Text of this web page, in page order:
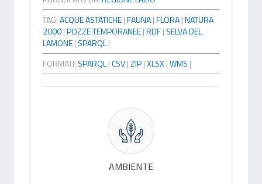
TAG:ACQUE ASTATICHE|FAUNA|FLORA|NATURA
2000|POZZE TEMPORANEE|RDF| SELVA DEL
LAMONE| SPARQL|
FORMATI: SPARQL|CSV|ZIP|XLSX|WMS |
AMBIENTE